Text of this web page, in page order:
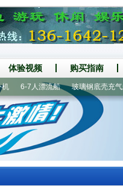
体验视频 购买指南
6-7人漂流船 玻璃钢底壳充气船艇